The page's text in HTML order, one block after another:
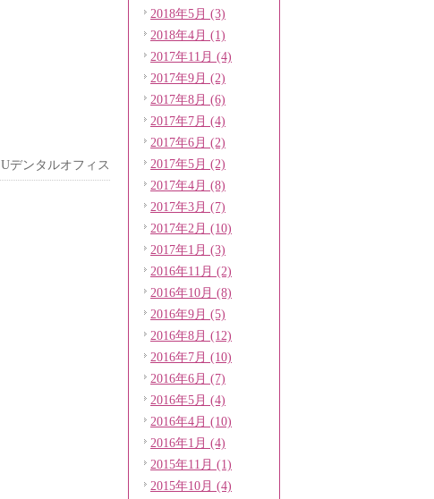
Uデンタルオフィス
2018年5月 (3)
2018年4月 (1)
2017年11月 (4)
2017年9月 (2)
2017年8月 (6)
2017年7月 (4)
2017年6月 (2)
2017年5月 (2)
2017年4月 (8)
2017年3月 (7)
2017年2月 (10)
2017年1月 (3)
2016年11月 (2)
2016年10月 (8)
2016年9月 (5)
2016年8月 (12)
2016年7月 (10)
2016年6月 (7)
2016年5月 (4)
2016年4月 (10)
2016年1月 (4)
2015年11月 (1)
2015年10月 (4)